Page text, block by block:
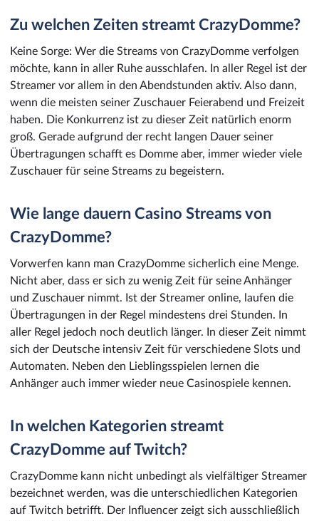
Zu welchen Zeiten streamt CrazyDomme?
Keine Sorge: Wer die Streams von CrazyDomme verfolgen
möchte, kann in aller Ruhe ausschlafen. In aller Regel ist der
Streamer vor allem in den Abendstunden aktiv. Also dann,
wenn die meisten seiner Zuschauer Feierabend und Freizeit
haben. Die Konkurrenz ist zu dieser Zeit natürlich enorm
groß. Gerade aufgrund der recht langen Dauer seiner
Übertragungen schafft es Domme aber, immer wieder viele
Zuschauer für seine Streams zu begeistern.
Wie lange dauern Casino Streams von
CrazyDomme?
Vorwerfen kann man CrazyDomme sicherlich eine Menge.
Nicht aber, dass er sich zu wenig Zeit für seine Anhänger
und Zuschauer nimmt. Ist der Streamer online, laufen die
Übertragungen in der Regel mindestens drei Stunden. In
aller Regel jedoch noch deutlich länger. In dieser Zeit nimmt
sich der Deutsche intensiv Zeit für verschiedene Slots und
Automaten. Neben den Lieblingsspielen lernen die
Anhänger auch immer wieder neue Casinospiele kennen.
In welchen Kategorien streamt
CrazyDomme auf Twitch?
CrazyDomme kann nicht unbedingt als vielfältiger Streamer
bezeichnet werden, was die unterschiedlichen Kategorien
auf Twitch betrifft. Der Influencer zeigt sich ausschließlich